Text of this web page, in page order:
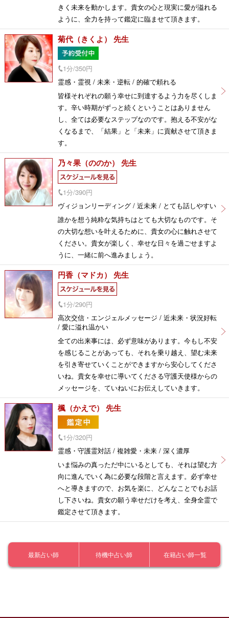
きく未来を動かします。貴女の心と現実に愛が溢れる
ように、全力を持って鑑定に臨ませて頂きます。
菊代（きくよ） 先生
1分/350円
霊感・霊視 / 未来・逆転 / 的確で頼れる
皆様それぞれの願う幸せに到達するよう力を尽くしま
す。辛い時期がずっと続くということはありません
し、全ては必要なステップなのです。抱える不安がな
くなるまで、「結果」と「未来」に貢献させて頂きま
す。
乃々果（ののか） 先生
1分/390円
ヴィジョンリーディング / 近未来 / とても話しやすい
誰かを想う純粋な気持ちはとても大切なものです。そ
の大切な想いを叶えるために、貴女の心に触れさせて
ください。貴女が楽しく、幸せな日々を過ごせますよ
うに、一緒に前へ進みましょう。
円香（マドカ） 先生
1分/290円
高次交信・エンジェルメッセージ / 近未来・状況好転
/ 愛に溢れ温かい
全ての出来事には、必ず意味があります。今もし不安
を感じることがあっても、それを乗り越え、望む未来
を引き寄せていくことができますから安心してくださ
いね。貴女を幸せに導いてくださる守護天使様からの
メッセージを、ていねいにお伝えしていきます。
楓（かえで） 先生
1分/320円
霊感・守護霊対話 / 複雑愛・未来 / 深く濃厚
いま悩みの真っただ中にいるとしても、それは望む方
向に進んでいく為に必要な段階と言えます。必ず幸せ
へと導きますので、お気を楽に、どんなことでもお話
し下さいね。貴女の願う幸せだけを考え、全身全霊で
鑑定させて頂きます。
最新占い師 待機中占い師 在籍占い師一覧